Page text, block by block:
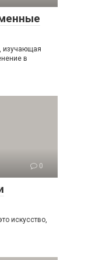
изучающая
в
0
искусство,